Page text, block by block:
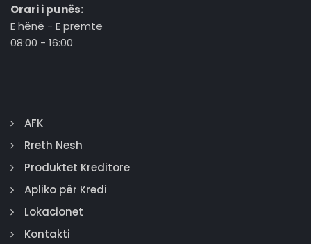
Orari i punës:
E hënë - E premte
08:00 - 16:00
AFK
Rreth Nesh
Produktet Kreditore
Apliko për Kredi
Lokacionet
Kontakti